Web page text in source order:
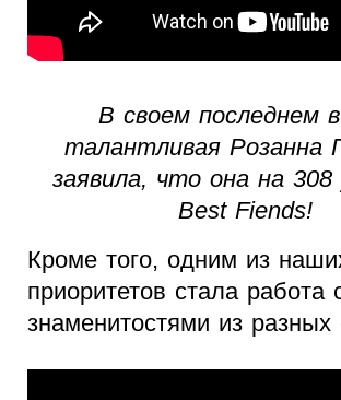
В своем последнем
талантливая Розанна
заявила, что она на 308
Best Fiends!
Кроме того, одним из
приоритетов стала работа
знаменитостями из разных